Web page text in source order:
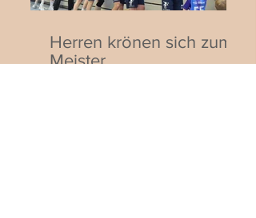
Herren krönen sich zum
Meister